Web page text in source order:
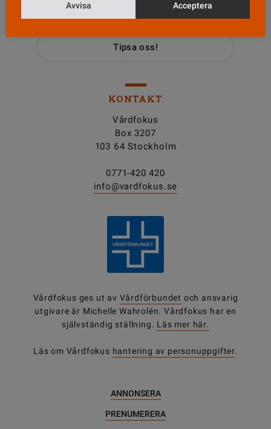
Tipsa oss!
KONTAKT
Vårdfokus
Box 3207
103 64 Stockholm
0771-420 420
info@vardfokus.se
Vårdfokus ges ut av Vårdförbundet och ansvarig
utgivare är Michelle Wahrolén. Vårdfokus har en
självständig ställning. Läs mer här.
Läs om Vårdfokus hantering av personuppgifter.
ANNONSERA
PRENUMERERA
Avvisa Acceptera